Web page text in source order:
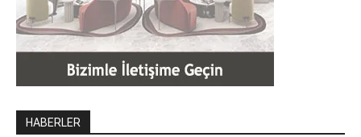
HABERLER